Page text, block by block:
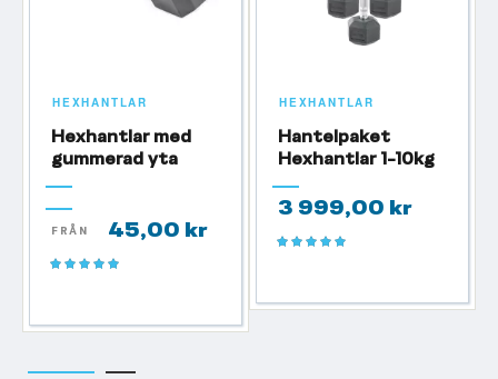
HEXHANTLAR
Hexhantlar med
gummerad yta
FRÅN 45,00 kr
Betyg:
HEXHANTLAR
Hantelpaket
Hexhantlar 1-10kg
3 999,00 kr
Betyg: